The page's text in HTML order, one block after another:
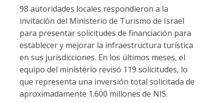
98 autoridades locales respondieron a la
invitación del Ministerio de Turismo de Israel
para presentar solicitudes de financiación para
establecer y mejorar la infraestructura turística
en sus jurisdicciones. En los últimos meses, el
equipo del ministerio revisó 119 solicitudes, lo
que representa una inversión total solicitada de
aproximadamente 1.600 millones de NIS.